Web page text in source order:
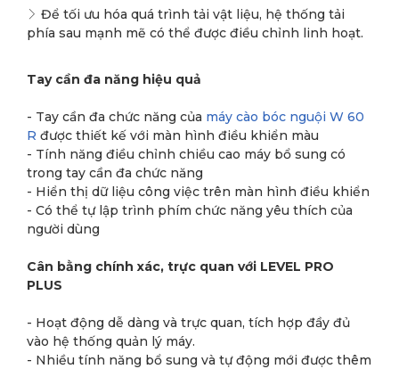
Để tối ưu hóa quá trình tải vật liệu, hệ thống tải
phía sau mạnh mẽ có thể được điều chỉnh linh hoạt.
Tay cần đa năng hiệu quả
- Tay cần đa chức năng của máy cào bóc nguội W 60
R được thiết kế với màn hình điều khiển màu
- Tính năng điều chỉnh chiều cao máy bổ sung có
trong tay cần đa chức năng
- Hiển thị dữ liệu công việc trên màn hình điều khiển
- Có thể tự lập trình phím chức năng yêu thích của
người dùng
Cân bằng chính xác, trực quan với LEVEL PRO
PLUS
- Hoạt động dễ dàng và trực quan, tích hợp đầy đủ
vào hệ thống quản lý máy.
- Nhiều tính năng bổ sung và tự động mới được thêm